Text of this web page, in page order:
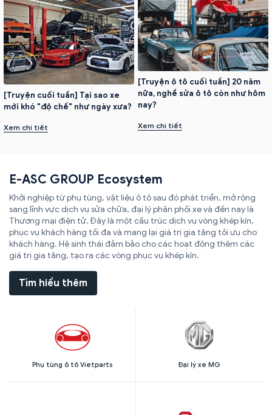
[Truyện cuối tuần] Tại sao xe
mới khó "độ chế" như ngày xưa?
Xem chi tiết
[Truyện ô tô cuối tuần] 20 năm
nữa, nghề sửa ô tô còn như hôm
nay?
Xem chi tiết
E-ASC GROUP Ecosystem
Khởi nghiệp từ phụ tùng, vật liệu ô tô sau đó phát triển, mở rộng
sang lĩnh vực dịch vụ sửa chữa, đại lý phân phối xe và đến nay là
Thương mại điện tử. Đây là một cấu trúc dịch vụ vòng khép kín,
phục vụ khách hàng tối đa và mang lại giá trị gia tăng tối ưu cho
khách hàng. Hệ sinh thái đảm bảo cho các hoạt động thêm các
giá trị gia tăng, tạo ra các vòng phục vụ khép kín.
Tìm hiểu thêm
Phụ tùng ô tô Vietparts Đại lý xe MG